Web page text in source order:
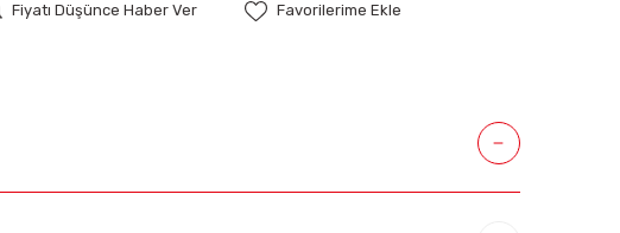
Fiyatı Düşünce Haber Ver